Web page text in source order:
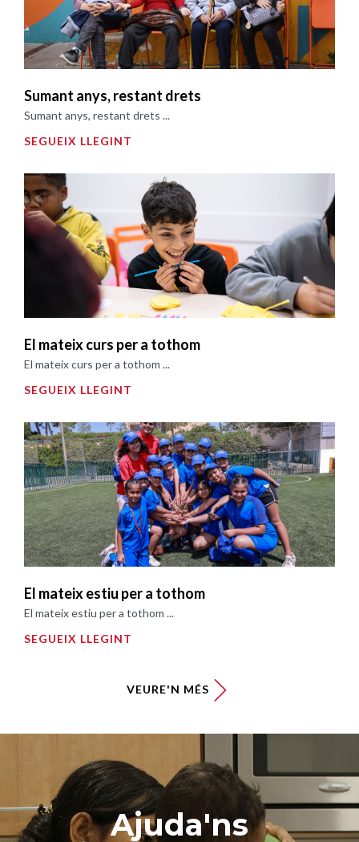
Sumant anys, restant drets
Sumant anys, restant drets ...
SEGUEIX LLEGINT
El mateix curs per a tothom
El mateix curs per a tothom ...
SEGUEIX LLEGINT
El mateix estiu per a tothom
El mateix estiu per a tothom ...
SEGUEIX LLEGINT
VEURE'N MÉS
Ajuda'ns